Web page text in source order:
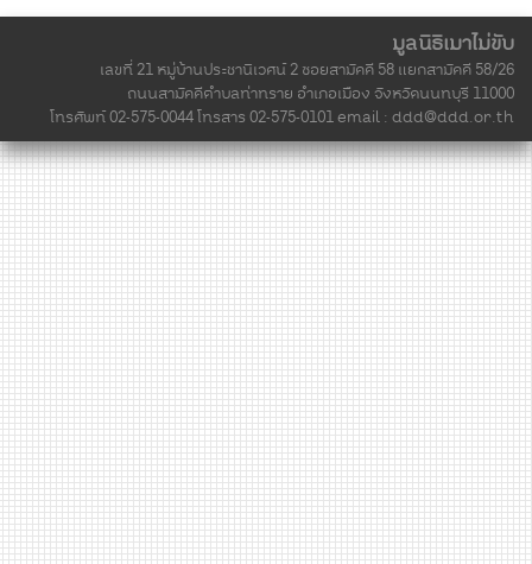
มูลนิธิเมาไม่ขับ
เลขที่ 21 หมู่บ้านประชานิเวศน์ 2 ซอยสามัคคี 58 แยกสามัคคี 58/26
ถนนสามัคคีตำบลท่าทราย อำเภอเมือง จังหวัดนนทบุรี 11000
โทรศัพท์ 02-575-0044 โทรสาร 02-575-0101 email : ddd@ddd.or.th